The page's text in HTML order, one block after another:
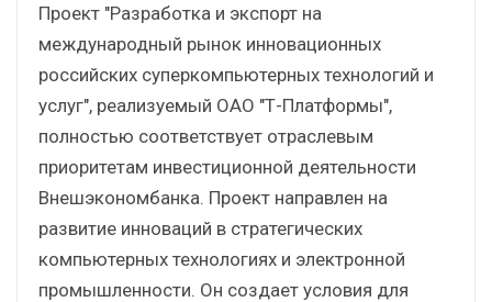
Проект "Разработка и экспорт на
международный рынок инновационных
российских суперкомпьютерных технологий и
услуг", реализуемый ОАО "Т-Платформы",
полностью соответствует отраслевым
приоритетам инвестиционной деятельности
Внешэкономбанка. Проект направлен на
развитие инноваций в стратегических
компьютерных технологиях и электронной
промышленности. Он создает условия для